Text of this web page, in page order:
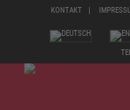
KONTAKT